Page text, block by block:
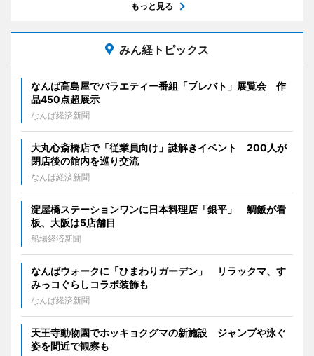
もっと見る
みん経トピックス
なんば高島屋でバラエティー番組「プレバト」展覧会 作
品450点超展示
なんば経済新聞
大丸心斎橋店で「従業員向け」謎解きイベント 200人が
閉店後の館内を巡り交流
なんば経済新聞
淀屋橋ステーションワンに日本料理店「銀平」 鯛飯が看
板、大阪は5店舗目
船場経済新聞
なんばウォークに「ひまわりガーデン」 リラックマ、す
みっコぐらしコラボ装飾も
なんば経済新聞
天王寺動物園でホッキョクグマの新施設 ジャンプや泳ぐ
姿を間近で観察も